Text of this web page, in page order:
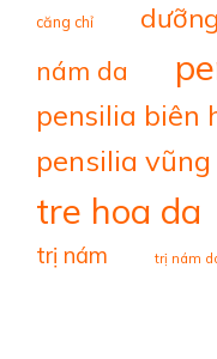
căng chỉ
nám da
pensilia biên
pensilia
tre hoa da
trị nám trị nám